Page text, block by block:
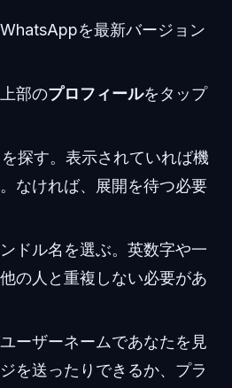
を最新バージョン
部のプロフィールをタップ
探す。表示されていれば機
なければ、展開を待つ必要
ドル名を選ぶ。英数字や一
の人と重複しない必要があ
ーザーネームであなたを見
を送ったりできるか、プラ